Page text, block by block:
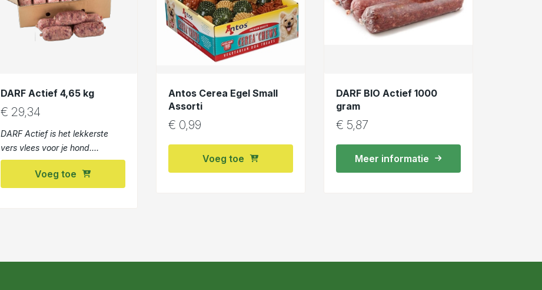
DARF Actief 4,65 kg
€ 29,34
DARF Actief is het lekkerste
vers vlees voor je hond.
Compleet volgens BARF
principe, met een Mix van kip,
rund, lam, geit Gezond voor je
Voeg toe
Antos Cerea Egel Small
Assorti
€ 0,99
Voeg toe
DARF BIO Actief 1000
gram
€ 5,87
Meer informatie